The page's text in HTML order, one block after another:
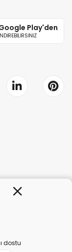
Play'den
ŞTİ. Alaşarköy Mah.
dostu